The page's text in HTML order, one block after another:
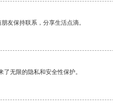
友保持联系，分享生活点滴。
无限的隐私和安全性保护。